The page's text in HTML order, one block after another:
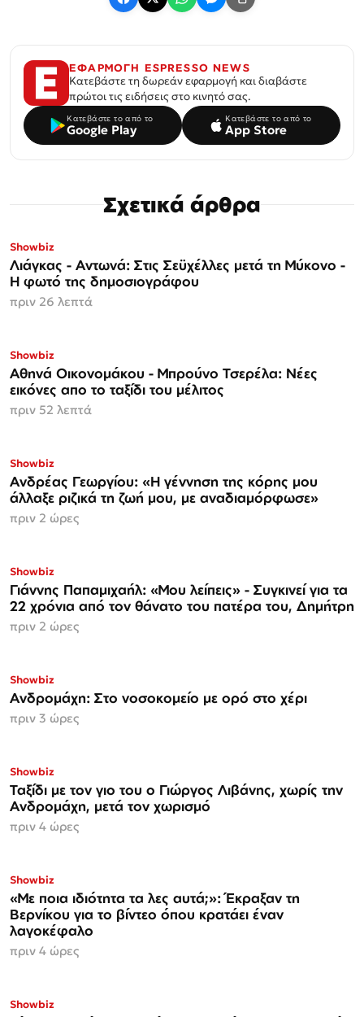
ΕΦΑΡΜΟΓΗ ESPRESSO NEWS
Κατεβάστε τη δωρεάν εφαρμογή και διαβάστε
πρώτοι τις ειδήσεις στο κινητό σας.
Κατεβάστε το από το
Google Play
Κατεβάστε το από το
App Store
Σχετικά άρθρα
Showbiz
Λιάγκας - Αντωνά: Στις Σεϋχέλλες μετά τη Μύκονο -
Η φωτό της δημοσιογράφου
πριν 26 λεπτά
Showbiz
Αθηνά Οικονομάκου - Μπρούνο Τσερέλα: Νέες
εικόνες απο το ταξίδι του μέλιτος
πριν 52 λεπτά
Showbiz
Ανδρέας Γεωργίου: «Η γέννηση της κόρης μου
άλλαξε ριζικά τη ζωή μου, με αναδιαμόρφωσε»
πριν 2 ώρες
Showbiz
Γιάννης Παπαμιχαήλ: «Μου λείπεις» - Συγκινεί για τα
22 χρόνια από τον θάνατο του πατέρα του, Δημήτρη
πριν 2 ώρες
Showbiz
Ανδρομάχη: Στο νοσοκομείο με ορό στο χέρι
πριν 3 ώρες
Showbiz
Ταξίδι με τον γιο του ο Γιώργος Λιβάνης, χωρίς την
Ανδρομάχη, μετά τον χωρισμό
πριν 4 ώρες
Showbiz
«Με ποια ιδιότητα τα λες αυτά;»: Έκραξαν τη
Βερνίκου για το βίντεο όπου κρατάει έναν
λαγοκέφαλο
πριν 4 ώρες
Showbiz